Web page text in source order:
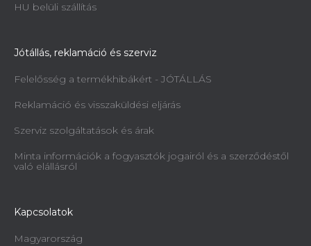
HU belüli szállítás
Jótállás, reklamáció és szerviz
Felelősség a termékhibákért - JÓTÁLLÁS
Reklamáció és visszaküldési eljárás
Szerviz szolgáltatások és árak
Minta információk a fogyasztók jogairól és a szerződéstől
való elállásról
Kapcsolatok
Magyarország